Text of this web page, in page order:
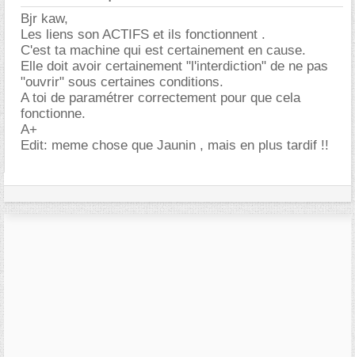
Bjr kaw,
Les liens son ACTIFS et ils fonctionnent .
C'est ta machine qui est certainement en cause.
Elle doit avoir certainement "l'interdiction" de ne pas
"ouvrir" sous certaines conditions.
A toi de paramétrer correctement pour que cela
fonctionne.
A+
Edit: meme chose que Jaunin , mais en plus tardif !!